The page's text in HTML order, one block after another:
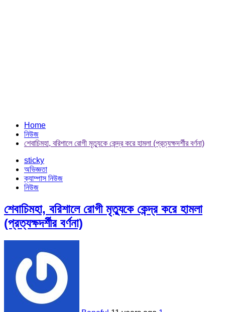
Home
নিউজ
শেবাচিমহা, বরিশালে রোগী মৃত্যুকে কেন্দ্র করে হামলা (প্রত্যক্ষদর্শীর বর্ণনা)
sticky
অভিজ্ঞতা
ক্যাম্পাস নিউজ
নিউজ
শেবাচিমহা, বরিশালে রোগী মৃত্যুকে কেন্দ্র করে হামলা
(প্রত্যক্ষদর্শীর বর্ণনা)